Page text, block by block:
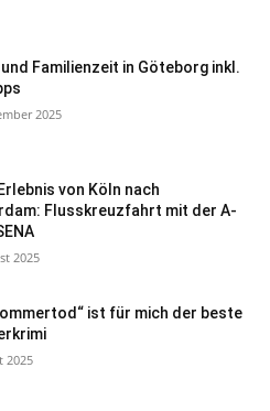
Familienzeit in Göteborg inkl.
2025
von Köln nach
Flusskreuzfahrt mit der A-
2025
ist für mich der beste
2025